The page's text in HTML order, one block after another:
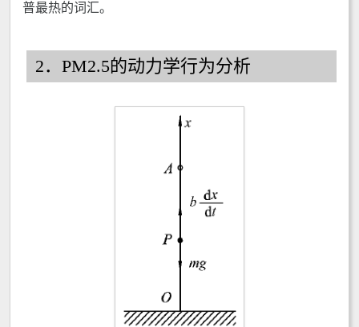
普最热的词汇。
2．PM2.5的动力学行为分析